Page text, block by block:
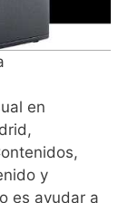
en
y
es ayudar a